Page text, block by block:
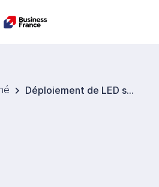
Déploiement de LED sur les lampadaires publics